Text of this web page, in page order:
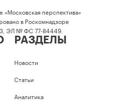
«Московская перспектива»
в Роскомнадзоре
ЭЛ № ФС 77-84449.
РАЗДЕЛЫ
Новости
Статьи
Аналитика